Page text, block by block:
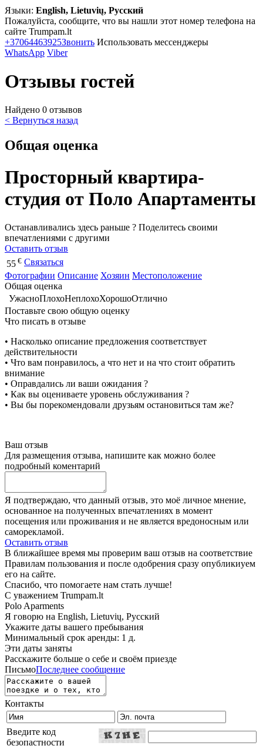
Языки: English, Lietuvių, Русский
Пожалуйста, сообщите, что вы нашли этот номер телефона на
сайте Trumpam.lt
+37064463925Звонить Использовать мессенджеры
WhatsApp Viber
Отзывы гостей
Найдено 0 отзывов
< Вернуться назад
Общая оценка
Просторный квартира-
студия от Поло Апартаменты
Останавливались здесь раньше ? Поделитесь своими
впечатлениями с другими
Оставить отзыв
55 € Связаться
Фотографии Описание Хозяин Местоположение
Общая оценка
УжасноПлохоНеплохоХорошоОтлично
Поставьте свою общую оценку
Что писать в отзыве
• Насколько описание предложения соответствует
действительности
• Что вам понравилось, а что нет и на что стоит обратить
внимание
• Оправдались ли ваши ожидания ?
• Как вы оцениваете уровень обслуживания ?
• Вы бы порекомендовали друзьям остановиться там же?
Ваш отзыв
Для размещения отзыва, напишите как можно более
подробный коментарий
Я подтверждаю, что данный отзыв, это моё личное мнение,
основанное на полученных впечатлениях в момент
посещения или проживания и не является вредоносным или
саморекламой.
Оставить отзыв
В ближайшее время мы проверим ваш отзыв на соответствие
Правилам пользования и после одобрения сразу опубликиуем
его на сайте.
Спасибо, что помогаете нам стать лучше!
С уважением Trumpam.lt
Polo Aparments
Я говорю на English, Lietuvių, Русский
Укажите даты вашего пребывания
Минимальный срок аренды: 1 д.
Эти даты заняты
Расскажите больше о себе и своём приезде
ПисьмоПоследнее сообщение
Контакты
Введите код
безопастности